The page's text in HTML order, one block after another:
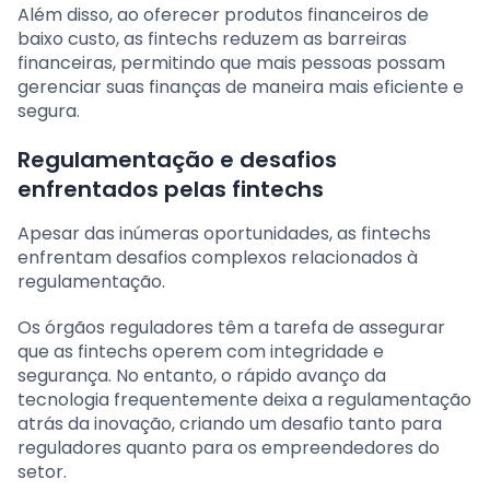
Além disso, ao oferecer produtos financeiros de
baixo custo, as fintechs reduzem as barreiras
financeiras, permitindo que mais pessoas possam
gerenciar suas finanças de maneira mais eficiente e
segura.
Regulamentação e desafios
enfrentados pelas fintechs
Apesar das inúmeras oportunidades, as fintechs
enfrentam desafios complexos relacionados à
regulamentação.
Os órgãos reguladores têm a tarefa de assegurar
que as fintechs operem com integridade e
segurança. No entanto, o rápido avanço da
tecnologia frequentemente deixa a regulamentação
atrás da inovação, criando um desafio tanto para
reguladores quanto para os empreendedores do
setor.